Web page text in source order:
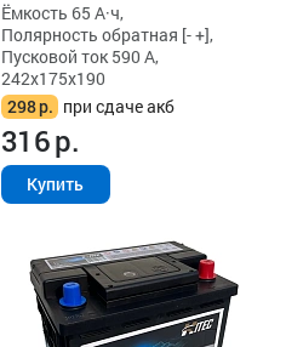
Ёмкость 65 А·ч,
Полярность обратная [- +],
Пусковой ток 590 А,
242x175x190
298р. при сдаче акб
316р.
Купить